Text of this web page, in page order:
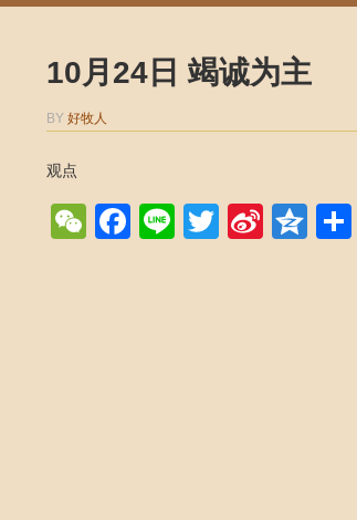
10月24日 竭诚为主
BY 好牧人
观点
WeChat
Facebook
LineTwitterSina